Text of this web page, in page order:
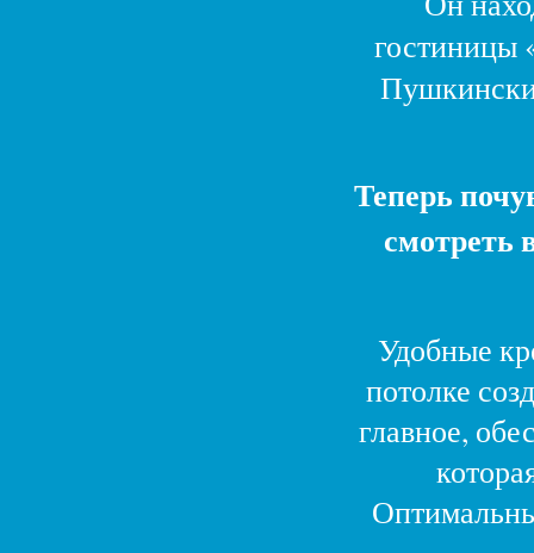
гостиницы
Теперь
смотреть
Удобные
потолке
главное,